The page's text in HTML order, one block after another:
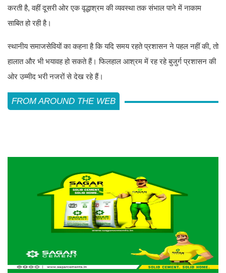
करती है, वहीं दूसरी ओर एक वृद्धाश्रम की व्यवस्था तक संभाल पाने में नाकाम
साबित हो रही है।
स्थानीय समाजसेवियों का कहना है कि यदि समय रहते प्रशासन ने पहल नहीं की, तो
हालात और भी भयावह हो सकते हैं। फिलहाल आश्रम में रह रहे बुजुर्ग प्रशासन की
ओर उम्मीद भरी नजरों से देख रहे हैं।
FROM AROUND THE WEB